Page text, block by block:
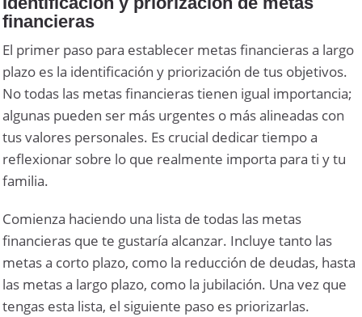
financieras
El primer paso para establecer metas financieras a largo
plazo es la identificación y priorización de tus objetivos.
No todas las metas financieras tienen igual importancia;
algunas pueden ser más urgentes o más alineadas con
tus valores personales. Es crucial dedicar tiempo a
reflexionar sobre lo que realmente importa para ti y tu
familia.
Comienza haciendo una lista de todas las metas
financieras que te gustaría alcanzar. Incluye tanto las
metas a corto plazo, como la reducción de deudas, hasta
las metas a largo plazo, como la jubilación. Una vez que
tengas esta lista, el siguiente paso es priorizarlas.